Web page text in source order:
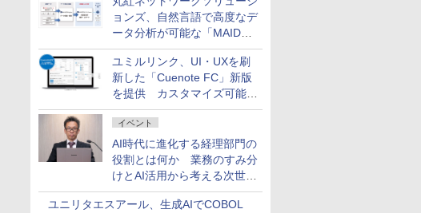
ョンズ、自然言語で高度なデ
ータ分析が可能な「MAIDOA
AI ASSIST」を9月より提供
ユミルリンク、UI・UXを刷
新した「Cuenote FC」新版
を提供 カスタマイズ可能な
ダッシュボード画面を搭載
イベント
AI時代に進化する経理部門の
役割とは何か 業務のすみ分
けとAI活用から考える次世代
ファイナンス戦略
ユニリタエスアール、生成AIでCOBOL